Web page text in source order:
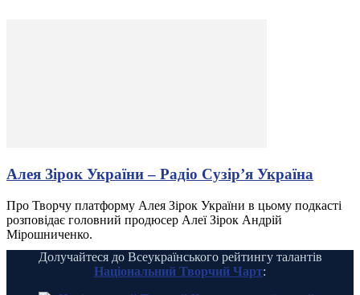
Алея Зірок України – Радіо Сузір’я Україна
Про Творчу платформу Алея Зірок України в цьому подкасті
розповідає головний продюсер Алеї Зірок Андрій
Мірошниченко.
Долучайтеся до Всеукраїнського рейтингу талантів
Національний Творчий Чарт: